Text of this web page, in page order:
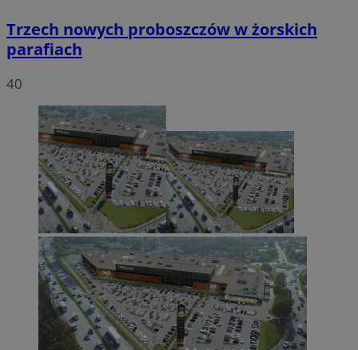
Trzech nowych proboszczów w żorskich
parafiach
40